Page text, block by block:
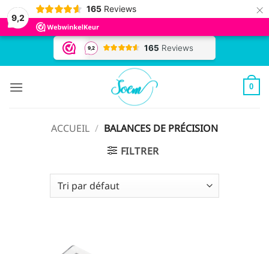
9,2
165 Reviews ×
Passer
0
ACCUEIL / BALANCES DE PRÉCISION
FILTRER